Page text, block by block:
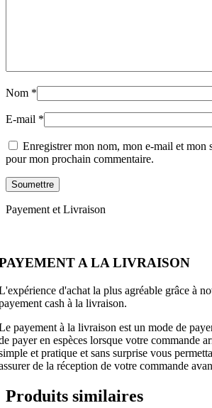
Nom *
E-mail *
Enregistrer mon nom, mon e-mail et mon
pour mon prochain commentaire.
Payement et Livraison
A LA LIVRAISON
d'achat la plus agréable grâce à
cash à la livraison.
payement à la livraison est un mode de
payer en espèces lorsque votre commande
et pratique et sans surprise vous
de la réception de votre commande
Produits similaires